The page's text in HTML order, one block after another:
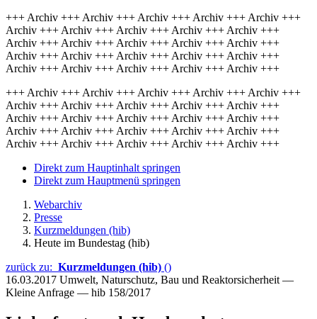
+++ Archiv +++ Archiv +++ Archiv +++ Archiv +++ Archiv +++
Archiv +++ Archiv +++ Archiv +++ Archiv +++ Archiv +++
Archiv +++ Archiv +++ Archiv +++ Archiv +++ Archiv +++
Archiv +++ Archiv +++ Archiv +++ Archiv +++ Archiv +++
Archiv +++ Archiv +++ Archiv +++ Archiv +++ Archiv +++
+++ Archiv +++ Archiv +++ Archiv +++ Archiv +++ Archiv +++
Archiv +++ Archiv +++ Archiv +++ Archiv +++ Archiv +++
Archiv +++ Archiv +++ Archiv +++ Archiv +++ Archiv +++
Archiv +++ Archiv +++ Archiv +++ Archiv +++ Archiv +++
Archiv +++ Archiv +++ Archiv +++ Archiv +++ Archiv +++
Direkt zum Hauptinhalt springen
Direkt zum Hauptmenü springen
Webarchiv
Presse
Kurzmeldungen (hib)
Heute im Bundestag (hib)
zurück zu: Kurzmeldungen (hib) ()
16.03.2017 Umwelt, Naturschutz, Bau und Reaktorsicherheit —
Kleine Anfrage — hib 158/2017